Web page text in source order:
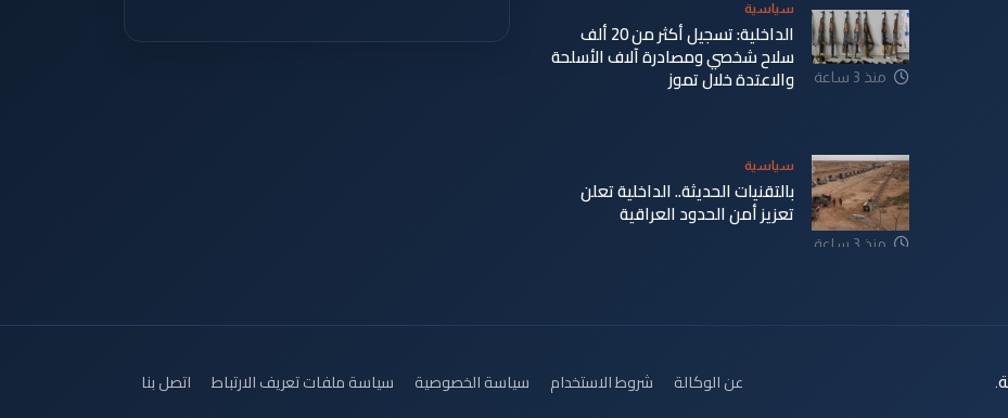
منذ 3 ساعة
سياسية
الداخلية: تسجيل أكثر من 20 ألف
سلاح شخصي ومصادرة آلاف الأسلحة
والاعتدة خلال تموز
منذ 3 ساعة
سياسية
بالتقنيات الحديثة.. الداخلية تعلن
تعزيز أمن الحدود العراقية
عن الوكالة شروط الاستخدام سياسة الخصوصية سياسة ملفات تعريف الارتباط اتصل بنا